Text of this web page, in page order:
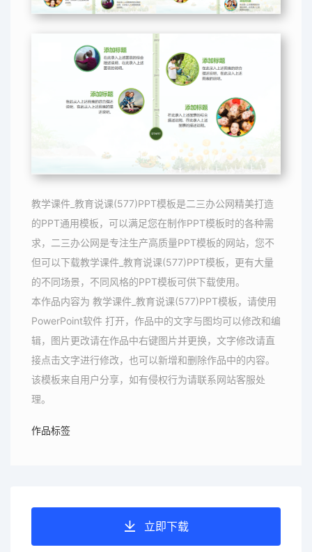
教学课件_教育说课(577)PPT模板是二三办公网精美打造
的PPT通用模板，可以满足您在制作PPT模板时的各种需
求，二三办公网是专注生产高质量PPT模板的网站，您不
但可以下载教学课件_教育说课(577)PPT模板，更有大量
的不同场景，不同风格的PPT模板可供下载使用。
本作品内容为 教学课件_教育说课(577)PPT模板，请使用
PowerPoint软件 打开，作品中的文字与图均可以修改和编
辑，图片更改请在作品中右键图片并更换，文字修改请直
接点击文字进行修改，也可以新增和删除作品中的内容。
该模板来自用户分享，如有侵权行为请联系网站客服处
理。
作品标签
立即下载